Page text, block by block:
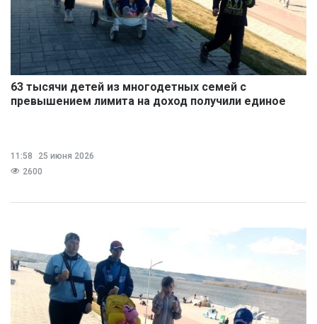
63 тысячи детей из многодетных семей с
превышением лимита на доход получили единое
11:58
25 июня 2026
2600